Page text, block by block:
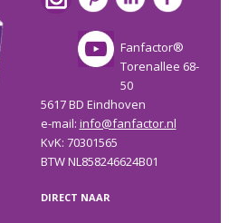
Fanfactor®
Torenallee 68-
50
5617 BD Eindhoven
e-mail: info@fanfactor.nl
KvK: 70301565
BTW NL858246624B01
DIRECT NAAR